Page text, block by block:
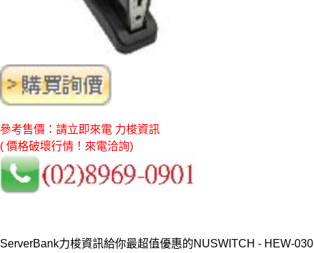
參考售價：請立即來電 力梭資訊
( 價格破壞行情！來電洽詢)
ServerBank力梭資訊給你最超值優惠的NUSWITCH - HEW-